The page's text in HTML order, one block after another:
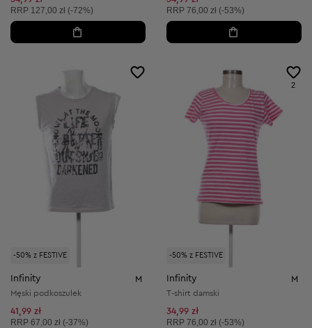
Cena sugerowana:
RRP 127,00 zł (-72%) Cena sugerowana:
RRP 76,00 zł (-53%)
-50% z FESTIVE
Infinity M
Męski podkoszulek
41,99 zł
Cena sugerowana:
RRP 67,00 zł (-37%)
-50% z FESTIVE
2
Infinity M
T-shirt damski
34,99 zł
Cena sugerowana:
RRP 76,00 zł (-53%)